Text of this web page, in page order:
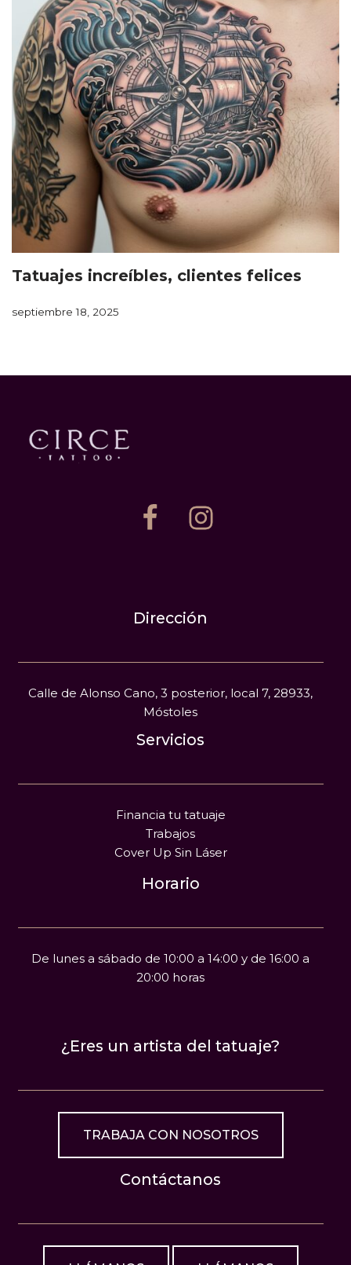
Tatuajes increíbles, clientes felices
septiembre 18, 2025
Dirección
Calle de Alonso Cano, 3 posterior, local 7, 28933,
Móstoles
Servicios
Financia tu tatuaje
Trabajos
Cover Up Sin Láser
Horario
De lunes a sábado de 10:00 a 14:00 y de 16:00 a
20:00 horas
¿Eres un artista del tatuaje?
TRABAJA CON NOSOTROS
Contáctanos